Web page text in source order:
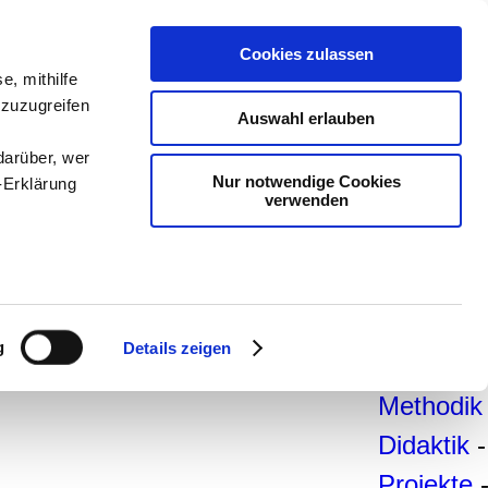
mithilfe
wer
Details zeigen
Cookies zulassen
Auswahl erlauben
Nur notwendige Cookies
verwenden
-
Didaktik -